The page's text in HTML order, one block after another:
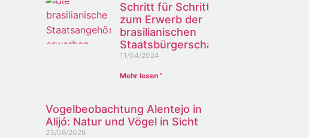
Schritt für Schritt
zum Erwerb der
brasilianischen
Staatsbürgerschaft
11/04/2024
Mehr lesen "
Vogelbeobachtung Alentejo in
Alijó: Natur und Vögel in Sicht
23/06/2026